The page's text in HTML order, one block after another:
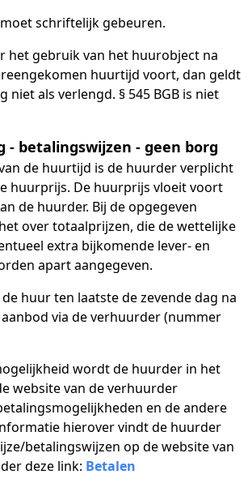
schriftelijk gebeuren.
het gebruik van het huurobject na
huurtijd voort, dan geldt
niet als verlengd. § 545 BGB is niet
- betalingswijzen - geen borg
de huurtijd is de huurder verplicht
huurprijs. De huurprijs vloeit voort
de huurder. Bij de opgegeven
over totaalprijzen, die de wettelijke
extra bijkomende lever- en
apart aangegeven.
huur ten laatste de zevende dag na
via de verhuurder (nummer
wordt de huurder in het
website van de verhuurder
en de andere
hierover vindt de huurder
betalingswijzen op de website van
deze link: Betalen